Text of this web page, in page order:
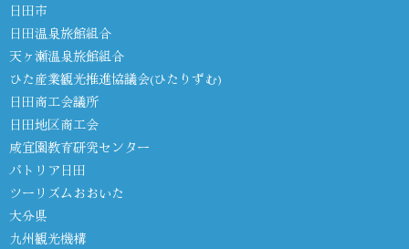
日田市
日田温泉旅館組合
天ヶ瀬温泉旅館組合
ひた産業観光推進協議会(ひたりずむ)
日田商工会議所
日田地区商工会
咸宜園教育研究センター
パトリア日田
ツーリズムおおいた
大分県
九州観光機構